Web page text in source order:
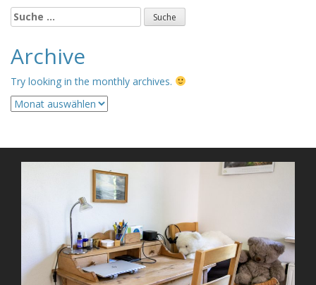
Suche
nach:
Archive
Try looking in the monthly archives.
Archive